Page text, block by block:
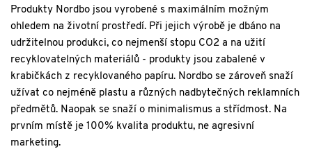
Produkty Nordbo jsou vyrobené s maximálním možným
ohledem na životní prostředí. Při jejich výrobě je dbáno na
udržitelnou produkci, co nejmenší stopu CO2 a na užití
recyklovatelných materiálů - produkty jsou zabalené v
krabičkách z recyklovaného papíru. Nordbo se zároveň snaží
užívat co nejméně plastu a různých nadbytečných reklamních
předmětů. Naopak se snaží o minimalismus a střídmost. Na
prvním místě je 100% kvalita produktu, ne agresivní
marketing.